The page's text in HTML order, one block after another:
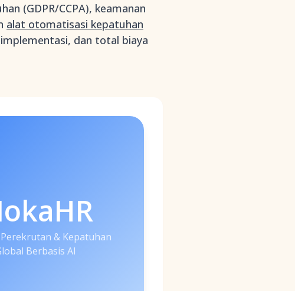
(GDPR/CCPA), keamanan
alat otomatisasi kepatuhan
dan total biaya
& Kepatuhan
Berbasis AI